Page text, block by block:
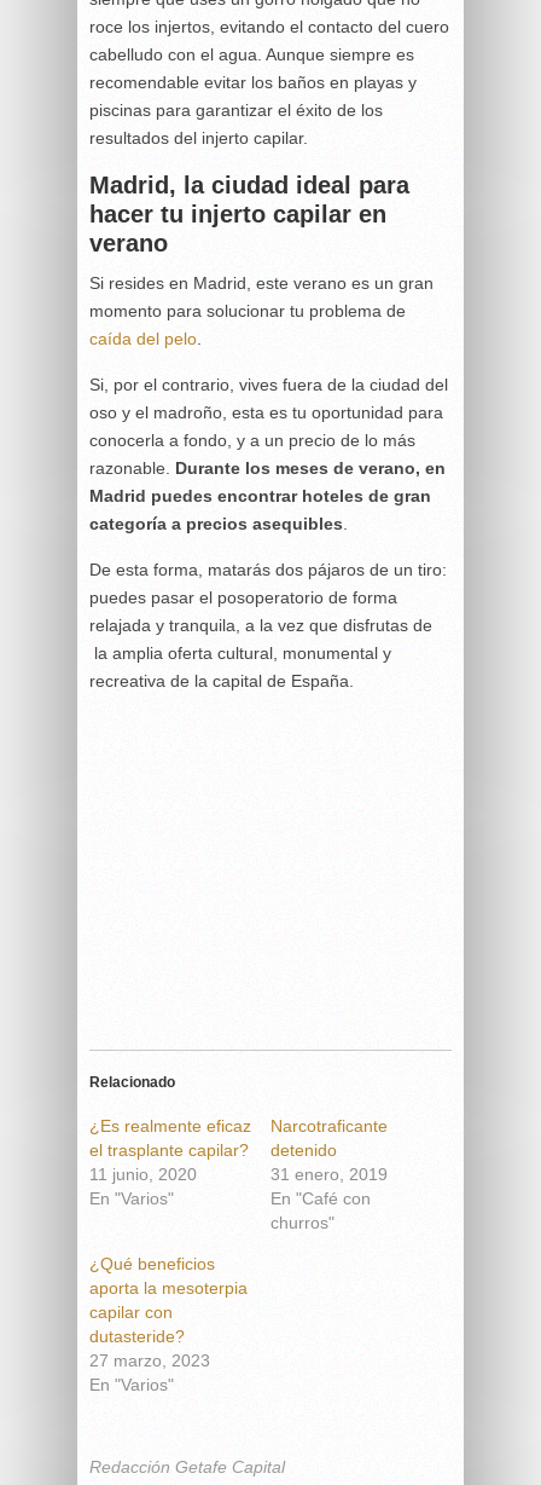
roce los injertos, evitando el contacto del cuero
cabelludo con el agua. Aunque siempre es
recomendable evitar los baños en playas y
piscinas para garantizar el éxito de los
resultados del injerto capilar.
Madrid, la ciudad ideal para
hacer tu injerto capilar en
verano
Si resides en Madrid, este verano es un gran
momento para solucionar tu problema de
caída del pelo
Si, por el contrario, vives fuera de la ciudad del
oso y el madroño, esta es tu oportunidad para
conocerla a fondo, y a un precio de lo más
razonable. Durante los meses de verano, en
Madrid puedes encontrar hoteles de gran
categoría a precios asequibles
De esta forma, matarás dos pájaros de un tiro:
puedes pasar el posoperatorio de forma
relajada y tranquila, a la vez que disfrutas de
la amplia oferta cultural, monumental y
recreativa de la capital de España.
Relacionado
¿Es realmente eficaz
el trasplante capilar?
11 junio, 2020
En "Varios"
Narcotraficante
detenido
31 enero, 2019
En "Café con
churros"
¿Qué beneficios
aporta la mesoterpia
capilar con
dutasteride?
27 marzo, 2023
En "Varios"
Redacción Getafe Capital